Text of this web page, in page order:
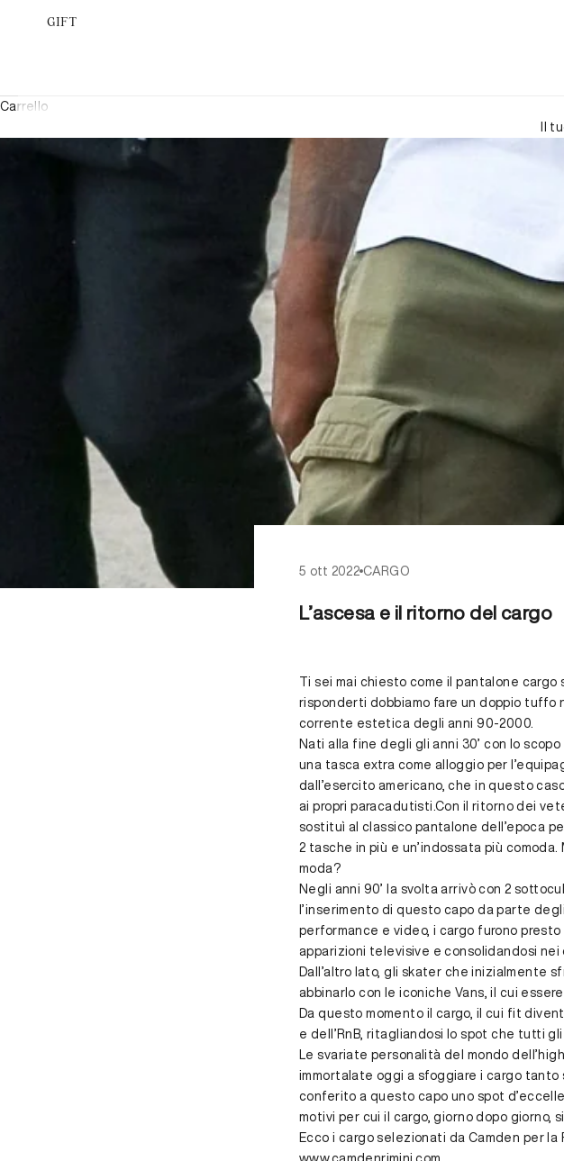
GIFT
Carrello
Il
5 ott 2022 CARGO
L’ascesa e il ritorno del cargo
Ti sei mai chiesto come il pantalone
risponderti dobbiamo fare un doppio tuffo
corrente estetica degli anni 90-2000.
Nati alla fine degli gli anni 30’ con lo
una tasca extra come alloggio per
dall’esercito americano, che in questo
ai propri paracadutisti.Con il ritorno dei
sostituì al classico pantalone dell’epoca
2 tasche in più e un’indossata più
moda?
Negli anni 90’ la svolta arrivò con 2
l’inserimento di questo capo da parte
performance e video, i cargo furono
apparizioni televisive e consolidandosi nei
Dall’altro lato, gli skater che inizialmente
abbinarlo con le iconiche Vans, il cui
Da questo momento il cargo, il cui fit
e dell’RnB, ritagliandosi lo spot che tutti
Le svariate personalità del mondo
immortalate oggi a sfoggiare i cargo
conferito a questo capo uno spot
motivi per cui il cargo, giorno dopo giorno,
Ecco i cargo selezionati da Camden per la
www.camdenrimini.com